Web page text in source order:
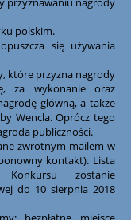
polskim.
się używania
które przyzna nagrody
za wykonanie oraz
główną, a także
Wencla. Oprócz tego
publiczności.
zwrotnym mailem w
kontakt). Lista
Konkursu zostanie
do 10 sierpnia 2018